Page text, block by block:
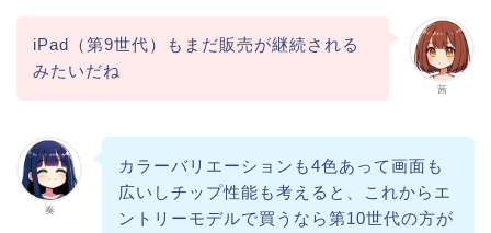
茜
iPad（第9世代）もまだ販売が継続される
みたいだね
奏
カラーバリエーションも4色あって画面も
広いしチップ性能も考えると、これからエ
ントリーモデルで買うなら第10世代の方が